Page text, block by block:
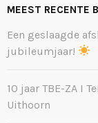
MEEST RECENTE
Een geslaagde
jubileumjaar!
10 jaar TBE-ZA I
Uithoorn